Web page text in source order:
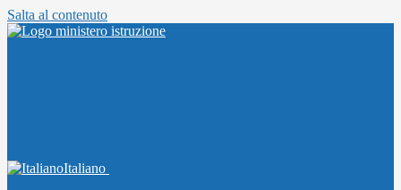
Salta al contenuto
Italiano